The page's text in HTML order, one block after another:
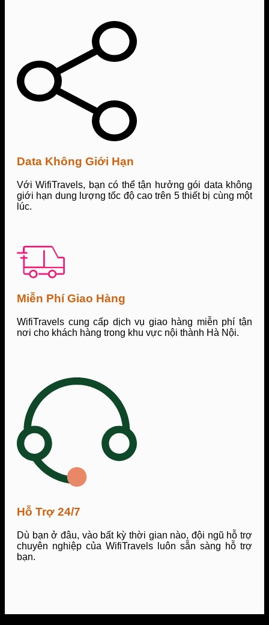
Data Không Giới Hạn
Với WifiTravels, bạn có thể tận hưởng gói data không
giới hạn dung lượng tốc độ cao trên 5 thiết bị cùng một
lúc.
Miễn Phí Giao Hàng
WifiTravels cung cấp dịch vụ giao hàng miễn phí tận
nơi cho khách hàng trong khu vực nội thành Hà Nội.
Hỗ Trợ 24/7
Dù bạn ở đâu, vào bất kỳ thời gian nào, đội ngũ hỗ trợ
chuyên nghiệp của WifiTravels luôn sẵn sàng hỗ trợ
bạn.